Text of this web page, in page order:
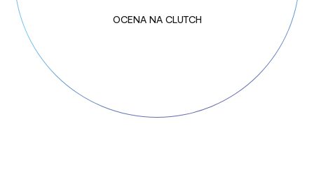
OCENA NA CLUTCH